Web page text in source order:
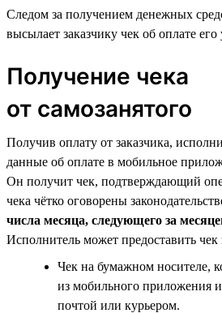
Следом за получением денежных
высылает заказчику чек об оплате его
Получение чека
от самозанятого
Получив оплату от заказчика,
данные об оплате в мобильное
Он получит чек, подтверждающий
чека чётко оговорены
числа месяца, следующего за
Исполнитель может предоставить
Чек на бумажном носителе,
из мобильного приложения и
почтой или курьером.